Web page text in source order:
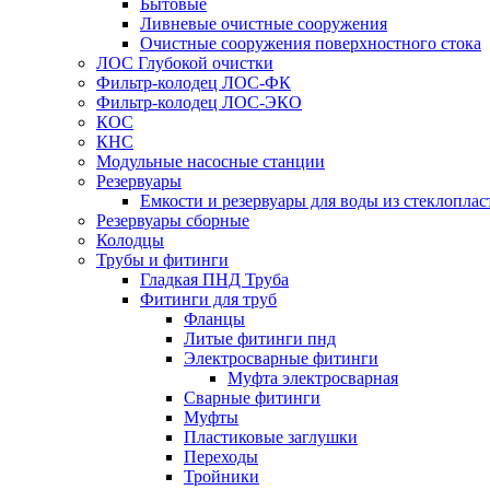
Бытовые
Ливневые очистные сооружения
Очистные сооружения поверхностного стока
ЛОС Глубокой очистки
Фильтр-колодец ЛОС-ФК
Фильтр-колодец ЛОС-ЭКО
КОС
КНС
Модульные насосные станции
Резервуары
Емкости и резервуары для воды из
Резервуары сборные
Колодцы
Трубы и фитинги
Гладкая ПНД Труба
Фитинги для труб
Фланцы
Литые фитинги пнд
Электросварные фитинги
Муфта электросварная
Сварные фитинги
Муфты
Пластиковые заглушки
Переходы
Тройники